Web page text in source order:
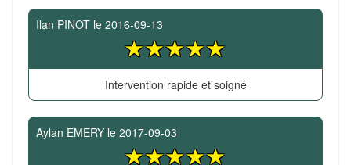
Ilan PINOT le 2016-09-13
Intervention rapide et soigné
Aylan EMERY le 2017-09-03